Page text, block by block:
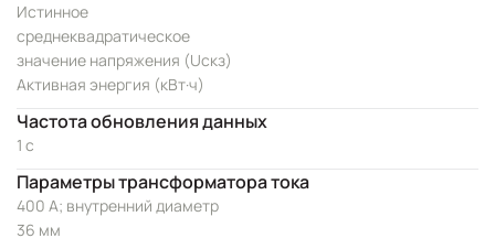
Истинное
среднеквадратическое
значение напряжения (Uскз)
Активная энергия (кВт·ч)
Частота обновления данных
1 с
Параметры трансформатора тока
400 А; внутренний диаметр
36 мм